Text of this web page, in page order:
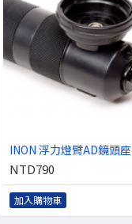
INON 浮力燈臂AD鏡頭座
NTD790
加入購物車